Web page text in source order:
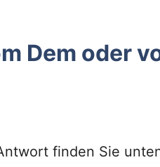
Dem oder
finden Sie